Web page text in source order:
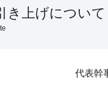
き上げについて
代表